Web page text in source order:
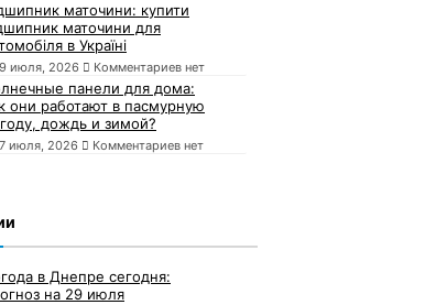
маточини: купити
маточини для
в Україні
июля, 2026 Комментариев нет
панели для дома:
они работают в пасмурную
дождь и зимой?
июля, 2026 Комментариев нет
в Днепре сегодня:
на 29 июля